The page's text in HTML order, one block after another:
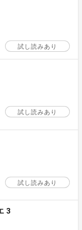
試し読みあり
試し読みあり
試し読みあり
3